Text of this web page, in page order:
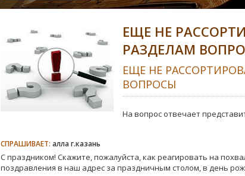
ЕЩЕ НЕ
РАЗДЕЛАМ
ЕЩЕ НЕ
ВОПРОСЫ
На вопрос отвечает
СПРАШИВАЕТ: алла г.казань
С праздником! Скажите, пожалуйста, как реагировать на
поздравления в наш адрес за праздничным столом, в день